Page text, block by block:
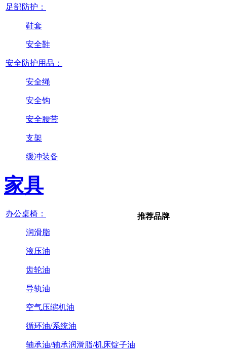
足部防护：
鞋套
安全鞋
安全防护用品：
安全绳
安全钩
安全腰带
支架
缓冲装备
家具
办公桌椅：
润滑脂
液压油
齿轮油
导轨油
空气压缩机油
循环油/系统油
轴承油/轴承润滑脂/机床锭子油
推荐品牌